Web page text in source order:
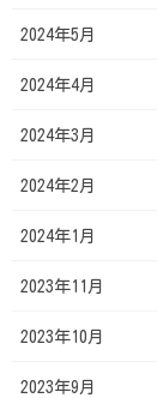
2024年5月
2024年4月
2024年3月
2024年2月
2024年1月
2023年11月
2023年10月
2023年9月